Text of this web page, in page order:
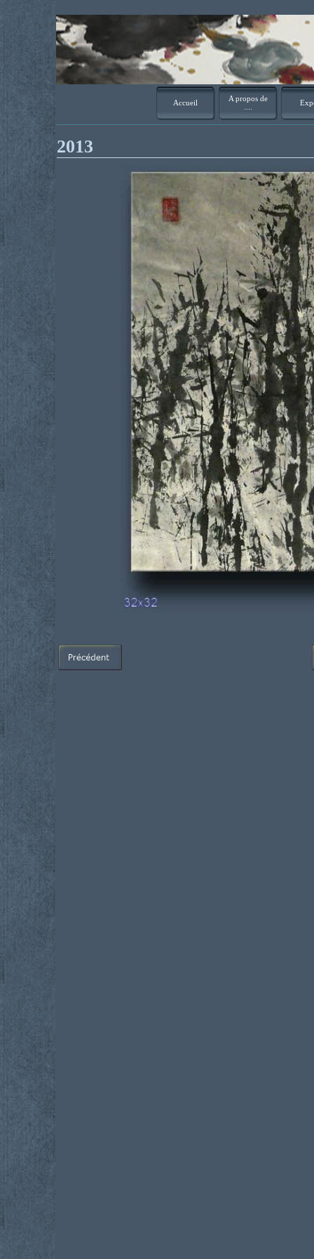
Accueil
A propos de
2013